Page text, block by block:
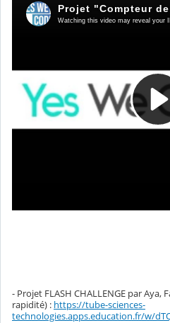
- Projet FLASH CHALLENGE par Aya,
rapidité) : https://tube-sciences-
technologies.apps.education.fr/w/